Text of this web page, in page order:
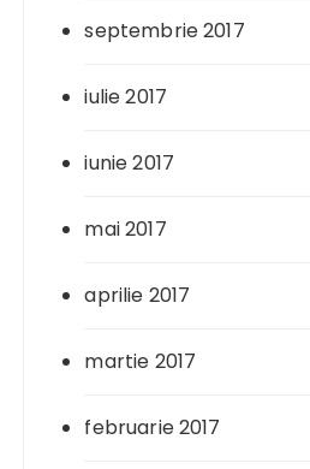
septembrie 2017
iulie 2017
iunie 2017
mai 2017
aprilie 2017
martie 2017
februarie 2017